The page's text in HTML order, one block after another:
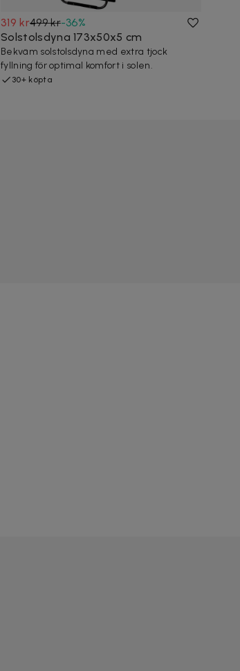
319 kr499 kr-36%
Solstolsdyna 173x50x5 cm
Bekväm solstolsdyna med extra tjock
fyllning för optimal komfort i solen.
30+ köpta